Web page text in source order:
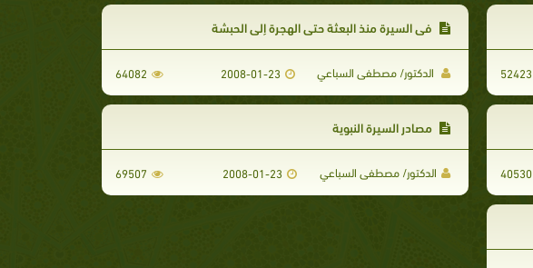
52423
في السيرة منذ البعثة حتى الهجرة إلى الحبشة
الدكتور/ مصطفى السباعي 2008-01-23
64082
40530
مصادر السيرة النبوية
الدكتور/ مصطفى السباعي 2008-01-23
69507